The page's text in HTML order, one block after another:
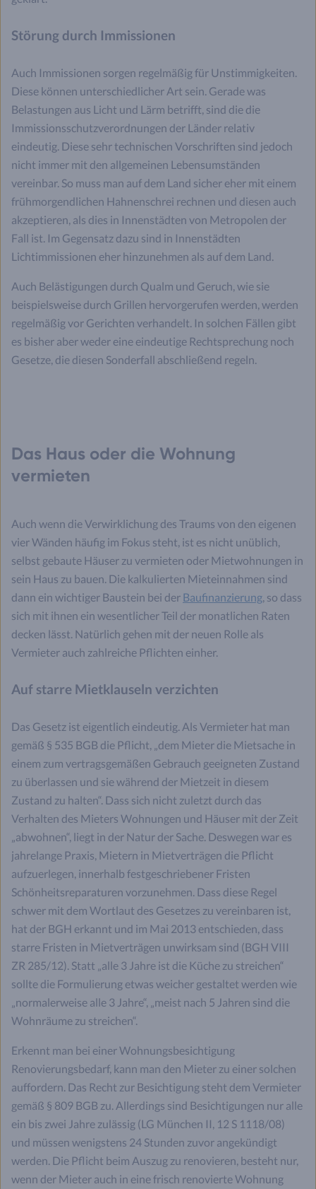
Störung durch Immissionen
Auch Immissionen sorgen regelmäßig für Unstimmigkeiten.
Diese können unterschiedlicher Art sein. Gerade was
Belastungen aus Licht und Lärm betrifft, sind die die
Immissionsschutzverordnungen der Länder relativ
eindeutig. Diese sehr technischen Vorschriften sind jedoch
nicht immer mit den allgemeinen Lebensumständen
vereinbar. So muss man auf dem Land sicher eher mit einem
frühmorgendlichen Hahnenschrei rechnen und diesen auch
akzeptieren, als dies in Innenstädten von Metropolen der
Fall ist. Im Gegensatz dazu sind in Innenstädten
Lichtimmissionen eher hinzunehmen als auf dem Land.
Auch Belästigungen durch Qualm und Geruch, wie sie
beispielsweise durch Grillen hervorgerufen werden, werden
regelmäßig vor Gerichten verhandelt. In solchen Fällen gibt
es bisher aber weder eine eindeutige Rechtsprechung noch
Gesetze, die diesen Sonderfall abschließend regeln.
Das Haus oder die Wohnung
vermieten
Auch wenn die Verwirklichung des Traums von den eigenen
vier Wänden häufig im Fokus steht, ist es nicht unüblich,
selbst gebaute Häuser zu vermieten oder Mietwohnungen in
sein Haus zu bauen. Die kalkulierten Mieteinnahmen sind
dann ein wichtiger Baustein bei der Baufinanzierung, so dass
sich mit ihnen ein wesentlicher Teil der monatlichen Raten
decken lässt. Natürlich gehen mit der neuen Rolle als
Vermieter auch zahlreiche Pflichten einher.
Auf starre Mietklauseln verzichten
Das Gesetz ist eigentlich eindeutig. Als Vermieter hat man
gemäß § 535 BGB die Pflicht, „dem Mieter die Mietsache in
einem zum vertragsgemäßen Gebrauch geeigneten Zustand
zu überlassen und sie während der Mietzeit in diesem
Zustand zu halten“. Dass sich nicht zuletzt durch das
Verhalten des Mieters Wohnungen und Häuser mit der Zeit
„abwohnen“, liegt in der Natur der Sache. Deswegen war es
jahrelange Praxis, Mietern in Mietverträgen die Pflicht
aufzuerlegen, innerhalb festgeschriebener Fristen
Schönheitsreparaturen vorzunehmen. Dass diese Regel
schwer mit dem Wortlaut des Gesetzes zu vereinbaren ist,
hat der BGH erkannt und im Mai 2013 entschieden, dass
starre Fristen in Mietverträgen unwirksam sind (BGH VIII
ZR 285/12). Statt „alle 3 Jahre ist die Küche zu streichen“
sollte die Formulierung etwas weicher gestaltet werden wie
„normalerweise alle 3 Jahre“, „meist nach 5 Jahren sind die
Wohnräume zu streichen“.
Erkennt man bei einer Wohnungsbesichtigung
Renovierungsbedarf, kann man den Mieter zu einer solchen
auffordern. Das Recht zur Besichtigung steht dem Vermieter
gemäß § 809 BGB zu. Allerdings sind Besichtigungen nur alle
ein bis zwei Jahre zulässig (LG München II, 12 S 1118/08)
und müssen wenigstens 24 Stunden zuvor angekündigt
werden. Die Pflicht beim Auszug zu renovieren, besteht nur,
wenn der Mieter auch in eine frisch renovierte Wohnung